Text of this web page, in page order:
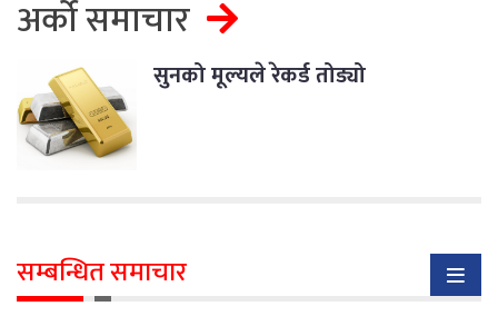
अर्को समाचार
सुनको मूल्यले रेकर्ड तोड्यो
सम्बन्धित समाचार